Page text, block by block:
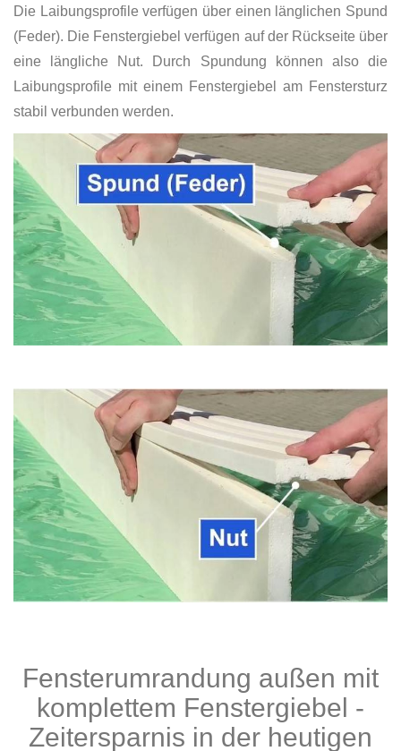
Die Laibungsprofile verfügen über einen länglichen Spund
(Feder). Die Fenstergiebel verfügen auf der Rückseite über
eine längliche Nut. Durch Spundung können also die
Laibungsprofile mit einem Fenstergiebel am Fenstersturz
stabil verbunden werden.
Fensterumrandung außen mit
komplettem Fenstergiebel -
Zeitersparnis in der heutigen